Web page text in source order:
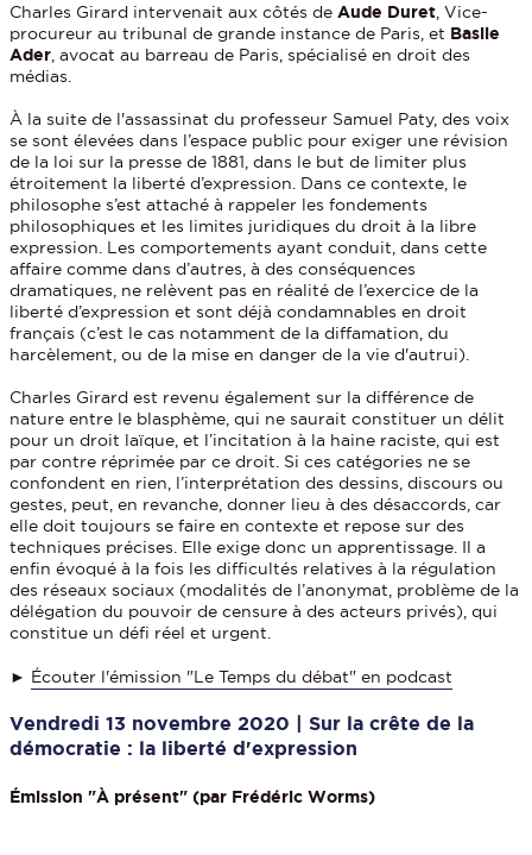
Charles Girard intervenait aux côtés de Aude Duret , Vice-
procureur au tribunal de grande instance de Paris, et Basile
Ader , avocat au barreau de Paris, spécialisé en droit des
médias.
À la suite de l'assassinat du professeur Samuel Paty, des voix
se sont élevées dans l’espace public pour exiger une révision
de la loi sur la presse de 1881, dans le but de limiter plus
étroitement la liberté d’expression. Dans ce contexte, le
philosophe s’est attaché à rappeler les fondements
philosophiques et les limites juridiques du droit à la libre
expression. Les comportements ayant conduit, dans cette
affaire comme dans d’autres, à des conséquences
dramatiques, ne relèvent pas en réalité de l’exercice de la
liberté d’expression et sont déjà condamnables en droit
français (c’est le cas notamment de la diffamation, du
harcèlement, ou de la mise en danger de la vie d'autrui).
Charles Girard est revenu également sur la différence de
nature entre le blasphème, qui ne saurait constituer un délit
pour un droit laïque, et l’incitation à la haine raciste, qui est
par contre réprimée par ce droit. Si ces catégories ne se
confondent en rien, l’interprétation des dessins, discours ou
gestes, peut, en revanche, donner lieu à des désaccords, car
elle doit toujours se faire en contexte et repose sur des
techniques précises. Elle exige donc un apprentissage. Il a
enfin évoqué à la fois les difficultés relatives à la régulation
des réseaux sociaux (modalités de l’anonymat, problème de la
délégation du pouvoir de censure à des acteurs privés), qui
constitue un défi réel et urgent.
► Écouter l'émission "Le Temps du débat" en podcast
Vendredi 13 novembre 2020 | Sur la crête de la
démocratie : la liberté d'expression
Émission "À présent" (par Frédéric Worms)